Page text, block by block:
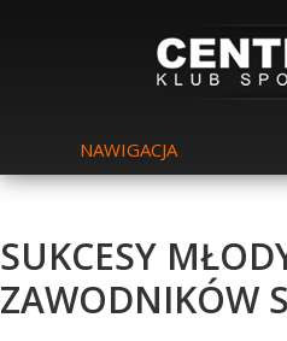
NAWIGACJA
SUKCESY
ZAWODNIKÓW